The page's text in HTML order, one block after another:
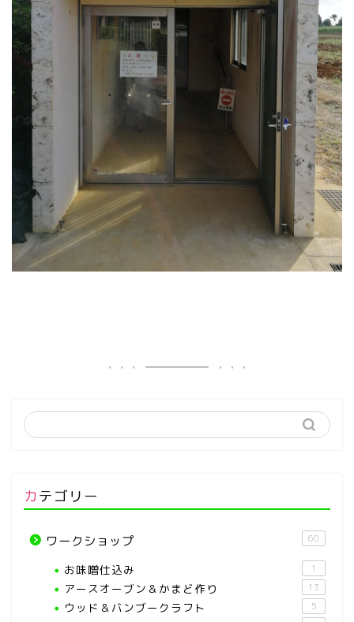
カテゴリー
ワークショップ 60
お味噌仕込み 1
アースオーブン＆かまど作り 13
ウッド＆バンブークラフト 5